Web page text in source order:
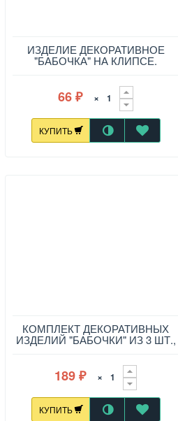
ИЗДЕЛИЕ ДЕКОРАТИВНОЕ
"БАБОЧКА" НА КЛИПСЕ.
66₽ ×
КУПИТЬ
КОМПЛЕКТ ДЕКОРАТИВНЫХ
ИЗДЕЛИЙ "БАБОЧКИ" ИЗ 3 ШТ.,
189₽ ×
КУПИТЬ